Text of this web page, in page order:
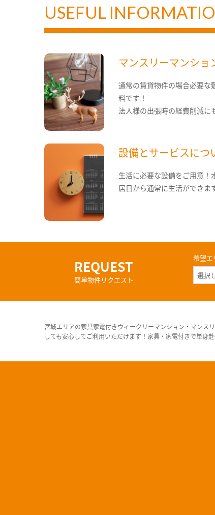
USEFUL
マンスリーマンショ
通常の賃貸物件の場合必要な
料です！
法人様の出張時の経費削減に
設備とサービスにつ
生活に必要な設備をご用意！
居日から通常に生活ができま
REQUEST
簡単物件リクエスト
希望エ
宮城エリアの家具家電付きウィークリーマンション・マンス
しても安心してご利用いただけます！家具・家電付きで単身赴